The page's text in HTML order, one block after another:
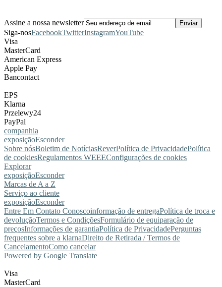
Assine a nossa newsletter
Siga-nosFacebookTwitterInstagramYouTube
Visa
MasterCard
American Express
Apple Pay
Bancontact
EPS
Klarna
Przelewy24
PayPal
companhia
exposiçãoEsconder
Sobre nósBoletim de NotíciasReverPolítica de PrivacidadePolítica
de cookiesRegulamentos WEEEConfigurações de cookies
Explorar
exposiçãoEsconder
Marcas de A a Z
Serviço ao cliente
exposiçãoEsconder
Entre Em Contato Conoscoinformação de entregaPolítica de troca e
devoluçãoTermos e CondiçõesFormulário de equiparação de
preçosInformações de garantiaPolítica de PrivacidadePerguntas
frequentes sobre a klarnaDireito de Retirada / Termos de
CancelamentoComo cancelar
Powered by Google Translate
Visa
MasterCard